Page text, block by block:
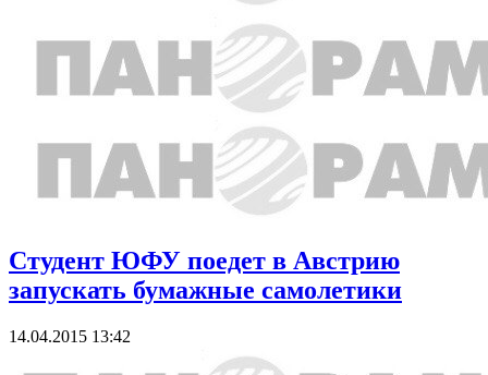
Студент ЮФУ поедет в Австрию
запускать бумажные самолетики
14.04.2015 13:42